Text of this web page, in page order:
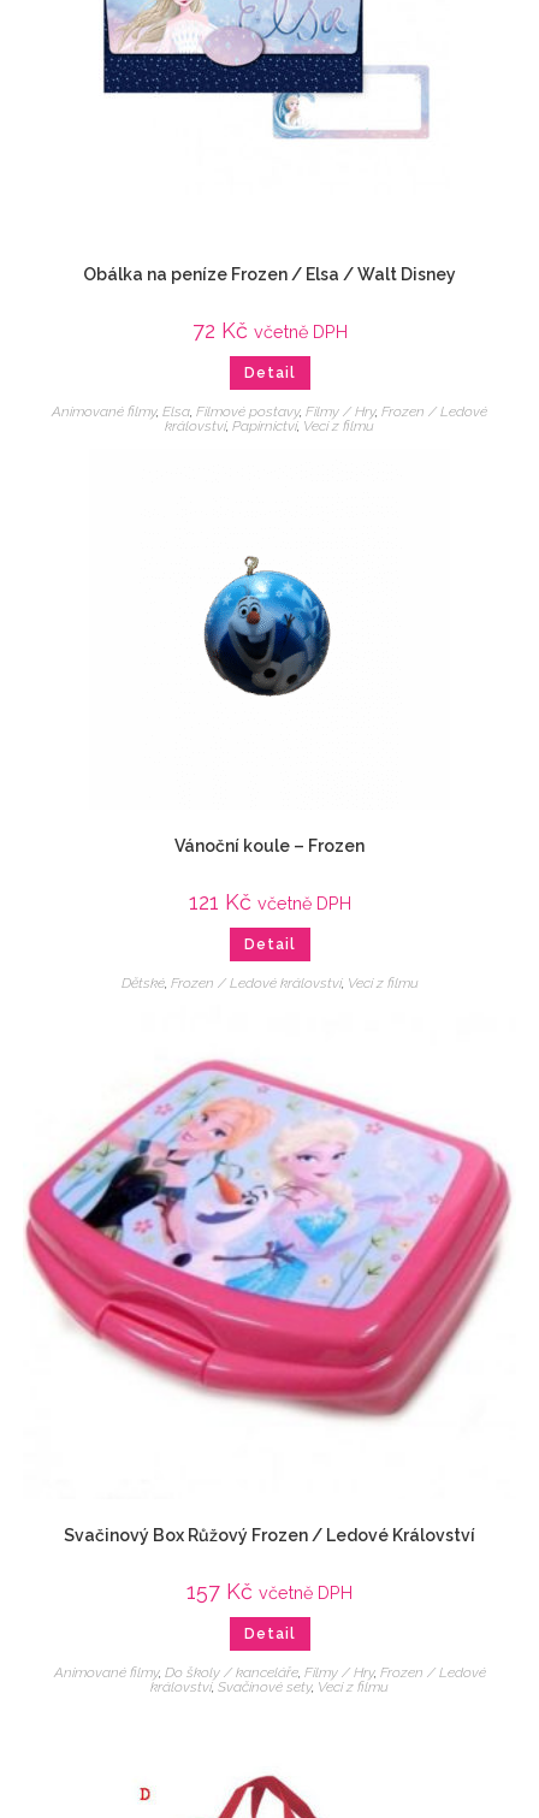
Obálka na peníze Frozen / Elsa / Walt Disney
72 Kč včetně DPH
Detail
Animované filmy, Elsa, Filmové postavy, Filmy / Hry, Frozen / Ledové
království, Papírnictví, Veci z filmu
Vánoční koule – Frozen
121 Kč včetně DPH
Detail
Dětské, Frozen / Ledové království, Veci z filmu
Svačinový Box Růžový Frozen / Ledové Království
157 Kč včetně DPH
Detail
Animované filmy, Do školy / kanceláře, Filmy / Hry, Frozen / Ledové
království, Svačinové sety, Veci z filmu